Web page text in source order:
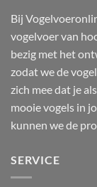
Bij
vogelvoer van
bezig met het
zodat we de
zich mee dat je
mooie vogels in
kunnen we de
SERVICE